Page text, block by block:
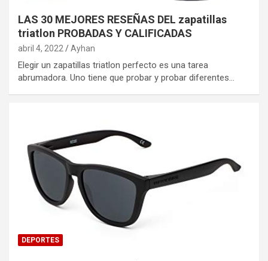
LAS 30 MEJORES RESEÑAS DEL zapatillas
triatlon PROBADAS Y CALIFICADAS
abril 4, 2022 Ayhan
Elegir un zapatillas triatlon perfecto es una tarea
abrumadora. Uno tiene que probar y probar diferentes…
DEPORTES